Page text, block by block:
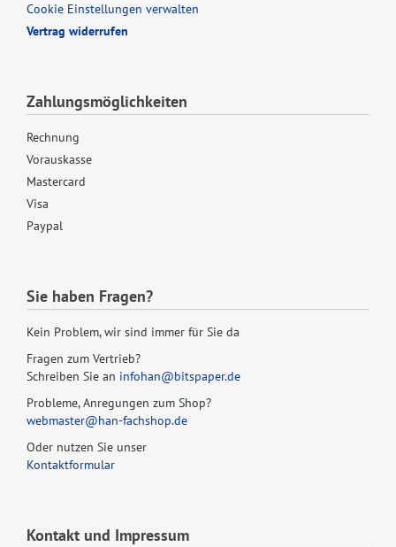
Cookie Einstellungen verwalten
Vertrag widerrufen
Zahlungsmöglichkeiten
Rechnung
Vorauskasse
Mastercard
Visa
Paypal
Sie haben Fragen?
Kein Problem, wir sind immer für Sie da
Fragen zum Vertrieb?
Schreiben Sie an infohan@bitspaper.de
Probleme, Anregungen zum Shop?
webmaster@han-fachshop.de
Oder nutzen Sie unser
Kontaktformular
Kontakt und Impressum